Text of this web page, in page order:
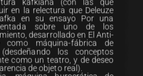
kafkiana (con las que
en la relectura que Deleuze
en su ensayo Por una
sobre uno de los
desarrollado en El Anti-
como máquina-fábrica de
los conceptos
como un teatro, y de deseo
de objeto real).